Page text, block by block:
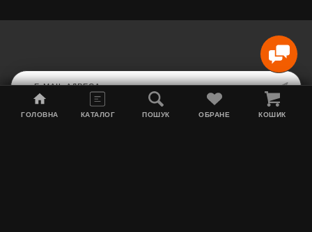
ГОЛОВНА КАТАЛОГ ПОШУК ОБРАНЕ КОШИК